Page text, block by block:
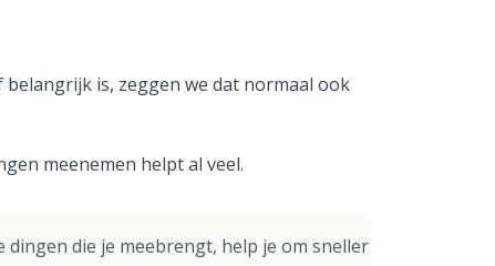
is, zeggen we dat normaal ook
meenemen helpt al veel.
die je meebrengt, help je om sneller